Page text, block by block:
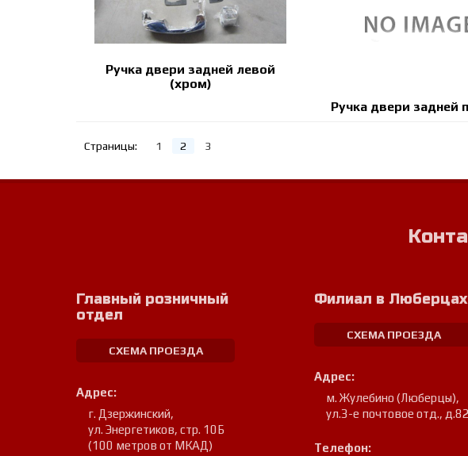
Ручка двери задней левой
(хром)
Ручка двери задней
Страницы: 1 2 3
Главный розничный
отдел
СХЕМА ПРОЕЗДА
Адрес:
г. Дзержинский,
ул. Энергетиков, стр. 10Б
(100 метров от МКАД)
Филиал в Люберцах
СХЕМА ПРОЕЗДА
Адрес:
м. Жулебино (Люберцы),
ул.3-е почтовое отд., д.82
Телефон: